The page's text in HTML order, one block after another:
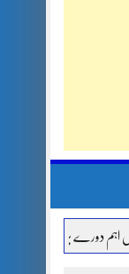
دورے پر سعودی عرب روانہ